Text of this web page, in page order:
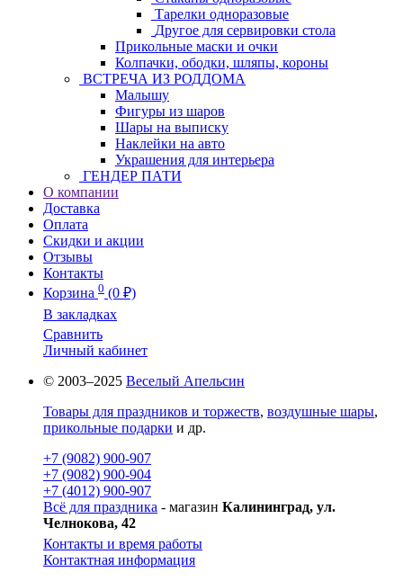
Тарелки одноразовые
Другое для сервировки стола
Прикольные маски и очки
Колпачки, ободки, шляпы, короны
ВСТРЕЧА ИЗ РОДДОМА
Малышу
Фигуры из шаров
Шары на выписку
Наклейки на авто
Украшения для интерьера
ГЕНДЕР ПАТИ
О компании
Доставка
Оплата
Скидки и акции
Отзывы
Контакты
Корзина 0 (0 ₽)
В закладках
Сравнить
Личный кабинет
© 2003–2025 Веселый Апельсин
Товары для праздников и торжеств, воздушные шары,
прикольные подарки и др.
+7 (9082) 900-907
+7 (9082) 900-904
+7 (4012) 900-907
Всё для праздника - магазин Калининград, ул.
Челнокова, 42
Контакты и время работы
Контактная информация